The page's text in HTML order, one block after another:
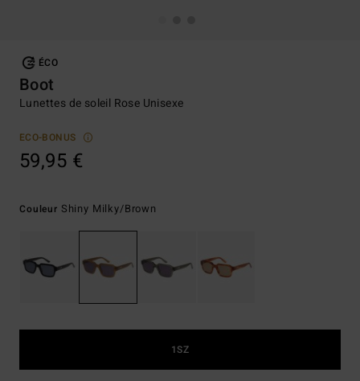
ÉCO
Boot
Lunettes de soleil Rose Unisexe
ECO-BONUS
59,95 €
Couleur Shiny Milky/brown
1SZ